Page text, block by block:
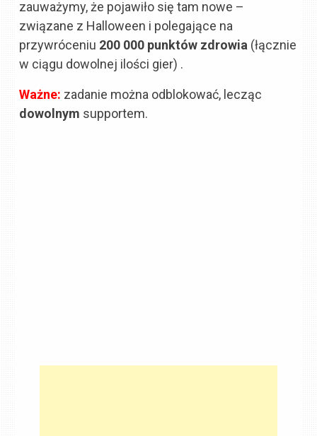
zauważymy, że pojawiło się tam nowe –
związane z Halloween i polegające na
przywróceniu 200 000 punktów zdrowia (łącznie
w ciągu dowolnej ilości gier) .
Ważne: zadanie można odblokować, lecząc
dowolnym supportem.